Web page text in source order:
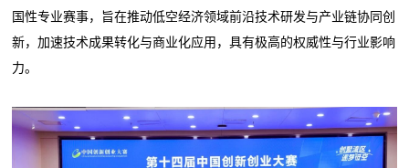
国性专业赛事，旨在推动低空经济领域前沿技术研发与产业链协同创
新，加速技术成果转化与商业化应用，具有极高的权威性与行业影响
力。